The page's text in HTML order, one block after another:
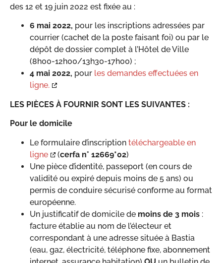
des 12 et 19 juin 2022 est fixée au :
6 mai 2022, pour les inscriptions adressées par
courrier (cachet de la poste faisant foi) ou par le
dépôt de dossier complet à l’Hôtel de Ville
(8h00-12h00/13h30-17h00) ;
4 mai 2022, pour les demandes effectuées en
ligne.
LES PIÈCES À FOURNIR SONT LES SUIVANTES :
Pour le domicile
Le formulaire d’inscription téléchargeable en
ligne
(cerfa n° 12669*02)
Une pièce d’identité, passeport (en cours de
validité ou expiré depuis moins de 5 ans) ou
permis de conduire sécurisé conforme au format
européenne.
Un justificatif de domicile de moins de 3 mois :
facture établie au nom de l’électeur et
correspondant à une adresse située à Bastia
(eau, gaz, électricité, téléphone fixe, abonnement